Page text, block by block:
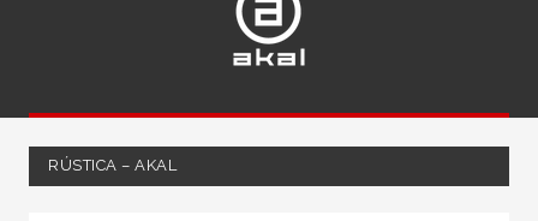
RÚSTICA – AKAL